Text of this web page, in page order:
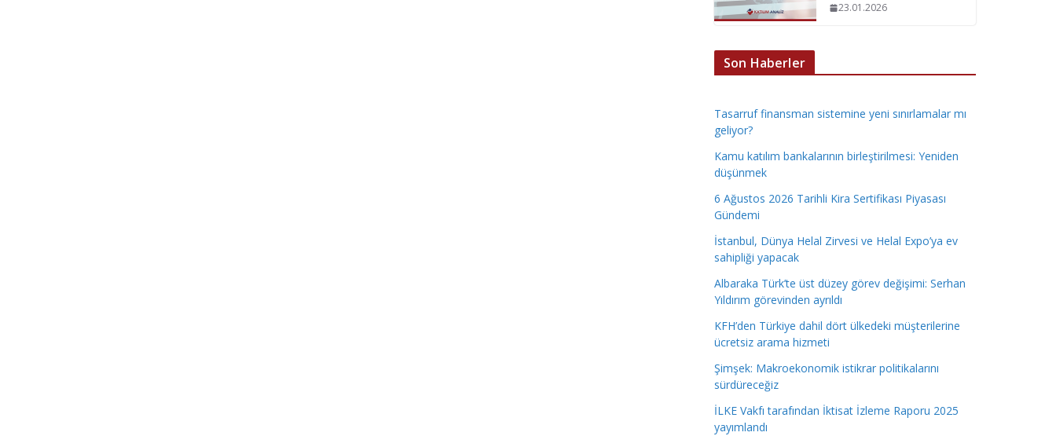
23.01.2026
Son Haberler
Tasarruf finansman sistemine yeni sınırlamalar mı
geliyor?
Kamu katılım bankalarının birleştirilmesi: Yeniden
düşünmek
6 Ağustos 2026 Tarihli Kira Sertifikası Piyasası
Gündemi
İstanbul, Dünya Helal Zirvesi ve Helal Expo’ya ev
sahipliği yapacak
Albaraka Türk’te üst düzey görev değişimi: Serhan
Yıldırım görevinden ayrıldı
KFH’den Türkiye dahil dört ülkedeki müşterilerine
ücretsiz arama hizmeti
Şimşek: Makroekonomik istikrar politikalarını
sürdüreceğiz
İLKE Vakfı tarafından İktisat İzleme Raporu 2025
yayımlandı